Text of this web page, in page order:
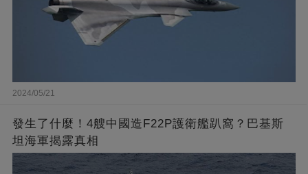
2024/05/21
發生了什麼！4艘中國造F22P護衛艦趴窩？巴基斯
坦海軍揭露真相